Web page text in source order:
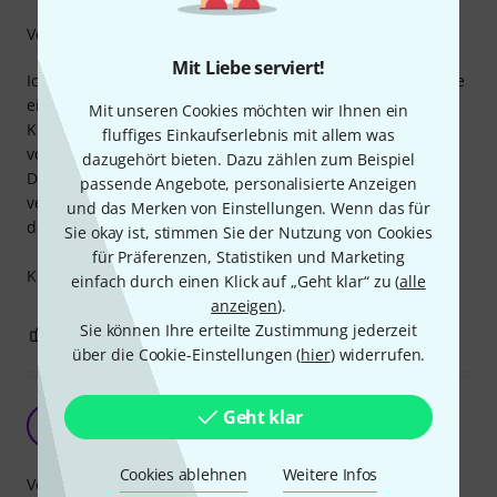
Mit Liebe serviert!
Mit unseren Cookies möchten wir Ihnen ein
fluffiges Einkaufserlebnis mit allem was
dazugehört bieten. Dazu zählen zum Beispiel
passende Angebote, personalisierte Anzeigen
und das Merken von Einstellungen. Wenn das für
Sie okay ist, stimmen Sie der Nutzung von Cookies
für Präferenzen, Statistiken und Marketing
einfach durch einen Klick auf „Geht klar“ zu (alle
anzeigen).
Sie können Ihre erteilte Zustimmung jederzeit
über die Cookie-Einstellungen (hier) widerrufen.
Geht klar
Cookies ablehnen Weitere Infos
Ich nutze das LD Curv mit einem aktiven Sub, daher musste
ein Stand für den zweiten Satelliten Tower her (in
Kombination mit dem LD Systems Curv 500 SSB Standfuß
von Gravity).
Die Distanzstangen sind top verarbeitet und stehen,
verbunden durch die Gewinde, absolut stabil. Das Teilen
der Stangen funktioniert problemlos!
Klare Kaufempfehlung.
Verarbeitung
0 BEWERTUNG MELDEN
Leider systemspezifisch
Anonym 22.03.2016
Verarbeitung